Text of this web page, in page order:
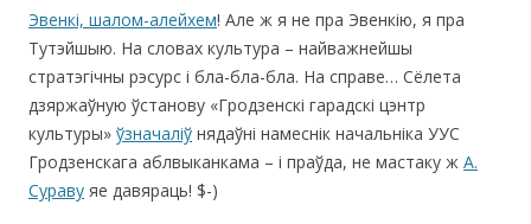
Эвенкі, шалом-алейхем! Але ж я не пра Эвенкію, я пра
Тутэйшыю. На словах культура – найважнейшы
стратэгічны рэсурс і бла-бла-бла. На справе… Cёлета
дзяржаўную ўстанову «Гродзенскі гарадскі цэнтр
культуры» ўзначаліў нядаўні намеснік начальніка УУС
Гродзенскага аблвыканкама – і праўда, не мастаку ж А.
Сураву яе давяраць! $-)